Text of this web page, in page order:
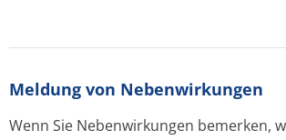
Meldung von Nebenwirkungen
Wenn Sie Nebenwirkungen bemerken,